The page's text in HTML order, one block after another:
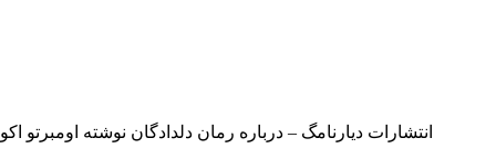
انتشارات دیارنامگ – درباره رمان دلدادگان نوشته اومبرتو اکو